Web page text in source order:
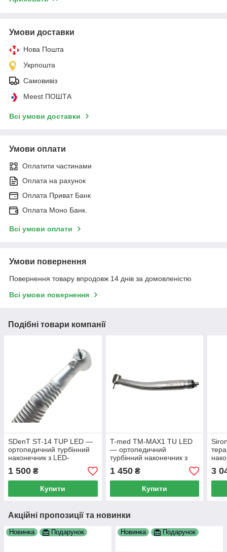
Умови доставки
Нова Пошта
Укрпошта
Самовивіз
Meest ПОШТА
Всі умови доставки
Умови оплати
Оплатити частинами
Оплата на рахунок
Оплата Приват Банк
Оплата Моно Банк.
Всі умови оплати
Умови повернення
Повернення товару впродовж 14 днів за домовленістю
Всі умови повернення
Подібні товари компанії
SDenT ST-14 TUP LED —
ортопедичний турбінний
наконечник з LED-
підсвіткою, металеві
підшипники Class A, М4
1 500 ₴
Купити
T-med TM-MAX1 TU LED
— ортопедичний
турбінний наконечник з
LED-підсвіткою, М4
1 450₴
Купити
3
Акційні пропозиції та новинки
Новинка Подарунок Новинка Подарунок